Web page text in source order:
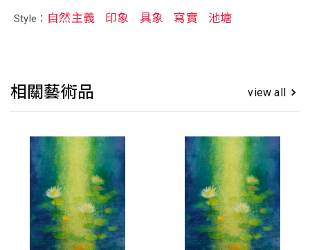
Style： 自然主義 印象 具象 寫實 池塘
相關藝術品 view all